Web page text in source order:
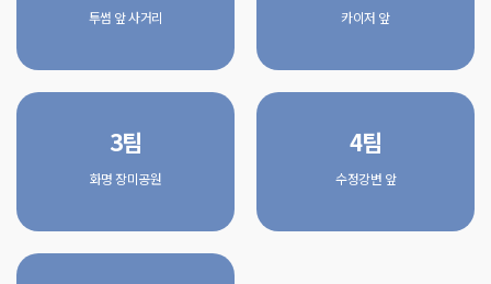
투썸 앞 사거리 카이저 앞
3팀
화명 장미공원
4팀
수정강변 앞